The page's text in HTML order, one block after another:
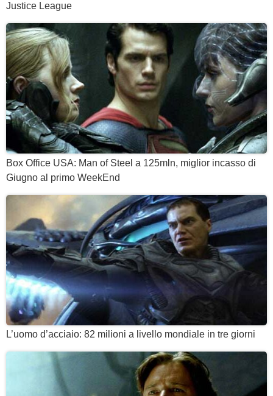
Justice League
Box Office USA: Man of Steel a 125mln, miglior incasso di
Giugno al primo WeekEnd
L’uomo d’acciaio: 82 milioni a livello mondiale in tre giorni